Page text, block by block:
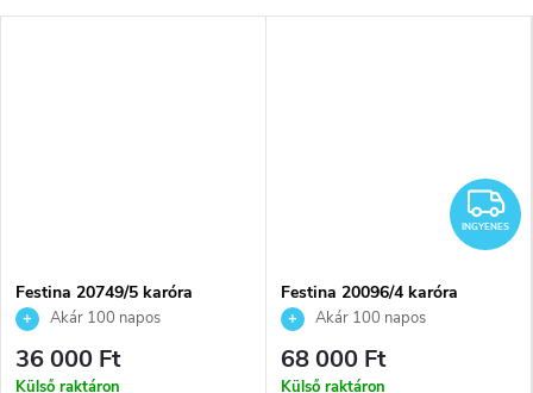
Festina 20749/5 karóra
Akár 100 napos
visszaküldési lehetőség. Hivatalos
márkakereskedő.
36 000 Ft
Külső raktáron
INGYENES
Festina 20096/4 karóra
Akár 100 napos
visszaküldési lehetőség. Hivatalos
márkakereskedő.
68 000 Ft
Külső raktáron